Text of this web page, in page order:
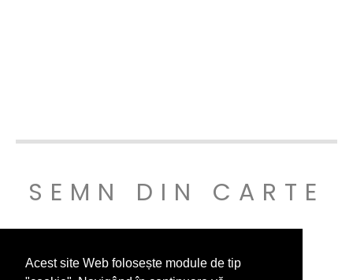
Acest site Web folosește module de tip
SEMN DIN CARTE